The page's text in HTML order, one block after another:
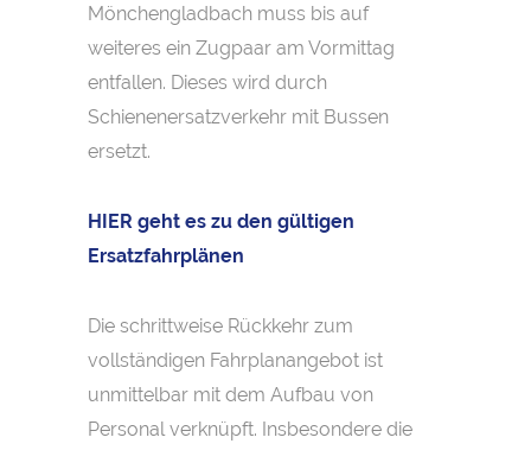
Mönchengladbach muss bis auf
weiteres ein Zugpaar am Vormittag
entfallen. Dieses wird durch
Schienenersatzverkehr mit Bussen
ersetzt.
HIER geht es zu den gültigen
Ersatzfahrplänen
Die schrittweise Rückkehr zum
vollständigen Fahrplanangebot ist
unmittelbar mit dem Aufbau von
Personal verknüpft. Insbesondere die